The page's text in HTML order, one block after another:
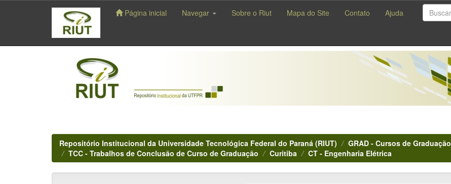
navigation
Página inicial Navegar Sobre o Riut Mapa do Site Contato Ajuda
Repositório Institucional da Universidade Tecnológica Federal do Paraná (RIUT)
GRAD - Cursos de Graduação
TCC - Trabalhos de Conclusão de Curso de Graduação
Curitiba CT - Engenharia Elétrica